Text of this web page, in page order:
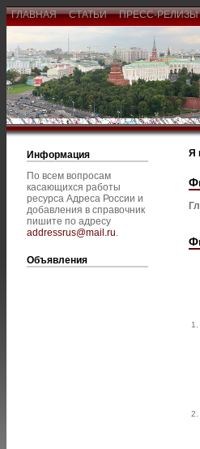
ГЛАВНАЯ СТАТЬИ ПРЕСС-
Информация
По всем вопросам
касающихся работы
ресурса Адреса России и
добавления в справочник
пишите по адресу
addressrus@mail.ru.
Объявления
Я
1.
2.